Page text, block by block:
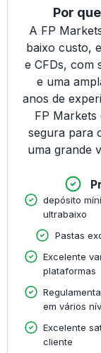
Por
A FP
baixo custo,
e CFDs, com
e uma
anos de
FP
segura para
uma grande
depósito
ultrabaixo
Pastas
Excelente
plataformas
em vários
Excelente
cliente